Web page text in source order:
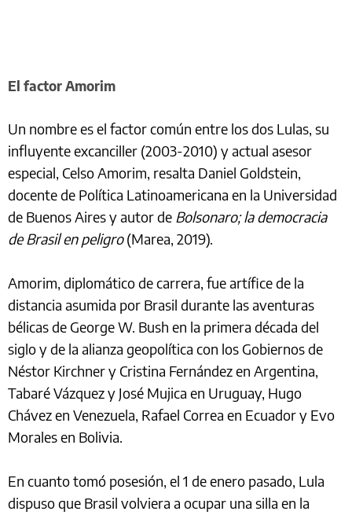
El factor Amorim
Un nombre es el factor común entre los dos Lulas, su
influyente excanciller (2003-2010) y actual asesor
especial, Celso Amorim, resalta Daniel Goldstein,
docente de Política Latinoamericana en la Universidad
de Buenos Aires y autor de Bolsonaro; la democracia
de Brasil en peligro(Marea, 2019).
Amorim, diplomático de carrera, fue artífice de la
distancia asumida por Brasil durante las aventuras
bélicas de George W. Bush en la primera década del
siglo y de la alianza geopolítica con los Gobiernos de
Néstor Kirchner y Cristina Fernández en Argentina,
Tabaré Vázquez y José Mujica en Uruguay, Hugo
Chávez en Venezuela, Rafael Correa en Ecuador y Evo
Morales en Bolivia.
En cuanto tomó posesión, el 1 de enero pasado, Lula
dispuso que Brasil volviera a ocupar una silla en la